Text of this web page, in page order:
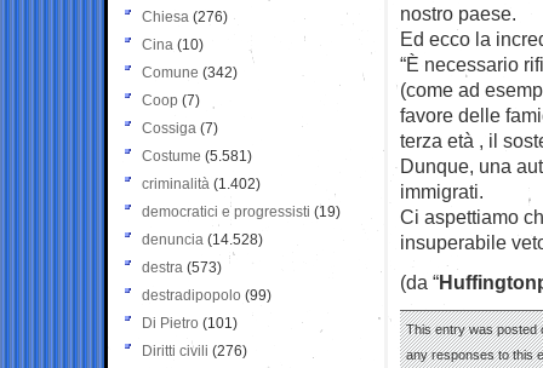
nostro paese.
Ed ecco la
“È necessario
(come ad
favore delle
terza età , il
Dunque, una
immigrati.
Ci aspettiamo
insuperabile
(da “
This entry was posted
any responses to this
Chiesa (276)
Cina (10)
Comune (342)
Coop (7)
Cossiga (7)
Costume (5.581)
criminalità (1.402)
democratici e progressisti (19)
denuncia (14.528)
destra (573)
destradipopolo (99)
Di Pietro (101)
Diritti civili (276)